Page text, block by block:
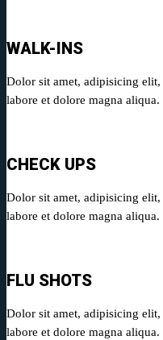
WALK-INS
Dolor sit amet, adipisicing
labore et dolore magna aliqua.
CHECK UPS
Dolor sit amet, adipisicing
labore et dolore magna aliqua.
FLU SHOTS
Dolor sit amet, adipisicing
labore et dolore magna aliqua.